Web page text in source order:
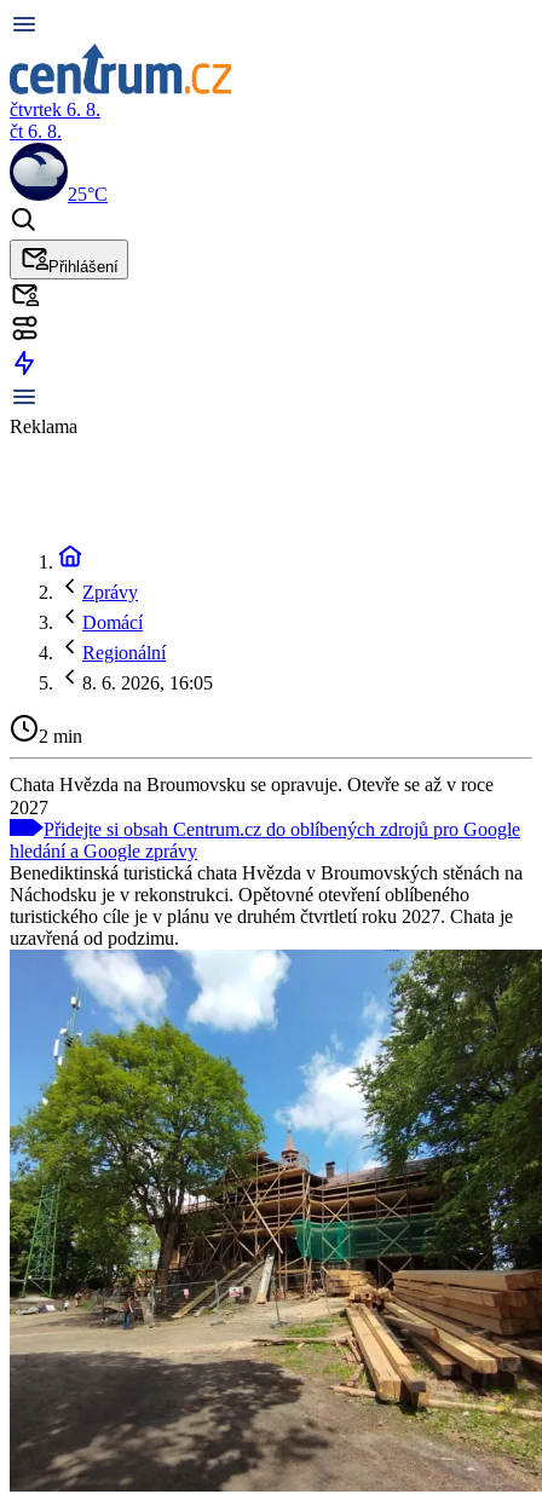
čtvrtek 6. 8.
čt 6. 8.
25°C
Přihlášení
Reklama
Zprávy
Domácí
Regionální
8. 6. 2026, 16:05
2 min
Chata Hvězda na Broumovsku se opravuje. Otevře se až v roce
2027
Přidejte si obsah Centrum.cz do oblíbených zdrojů pro Google
hledání a Google zprávy
Benediktinská turistická chata Hvězda v Broumovských stěnách na
Náchodsku je v rekonstrukci. Opětovné otevření oblíbeného
turistického cíle je v plánu ve druhém čtvrtletí roku 2027. Chata je
uzavřená od podzimu.